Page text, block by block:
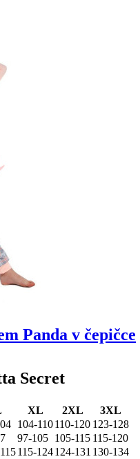
Panda v čepičce
Secret
XL 2XL
3XL
104-110110-120 123-128
97-105 105-115 115-120
115-124124-131 130-134